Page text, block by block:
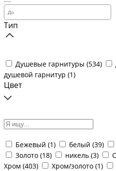
Тип
Душевые гарнитуры (534)
душевой гарнитур (1)
Цвет
Бежевый (1) белый (39)
Золото (18) никель (3)
Хром (403) Хром/золото (1)